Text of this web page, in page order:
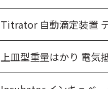
Titrator 自動滴定装置
上皿型重量はかり 電気